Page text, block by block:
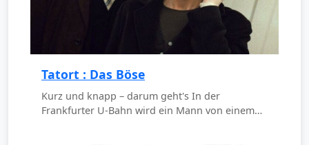
Tatort : Das Böse
Kurz und knapp – darum geht's In der
Frankfurter U-Bahn wird ein Mann von einem…